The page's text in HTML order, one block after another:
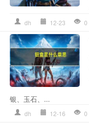
dh 12-23 0
银、玉石、...
dh 12-16 0